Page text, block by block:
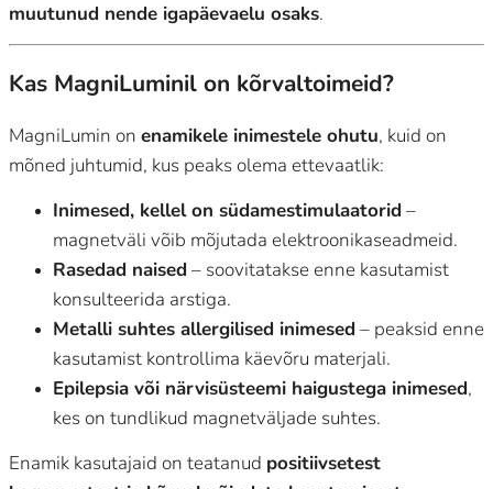
muutunud nende igapäevaelu osaks.
Kas MagniLuminil on kõrvaltoimeid?
MagniLumin on enamikele inimestele ohutu, kuid on
mõned juhtumid, kus peaks olema ettevaatlik:
Inimesed, kellel on südamestimulaatorid –
magnetväli võib mõjutada elektroonikaseadmeid.
Rasedad naised – soovitatakse enne kasutamist
konsulteerida arstiga.
Metalli suhtes allergilised inimesed – peaksid enne
kasutamist kontrollima käevõru materjali.
Epilepsia või närvisüsteemi haigustega inimesed,
kes on tundlikud magnetväljade suhtes.
Enamik kasutajaid on teatanud positiivsetest